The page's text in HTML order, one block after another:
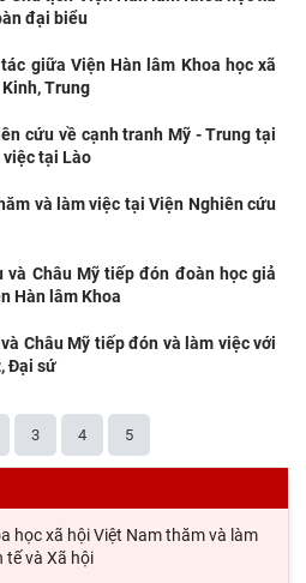
đại biểu
giữa Viện Hàn lâm Khoa học xã
Trung
cứu về cạnh tranh Mỹ - Trung tại
việc tại Lào
và làm việc tại Viện Nghiên cứu
và Châu Mỹ tiếp đón đoàn học giả
Hàn lâm Khoa
Châu Mỹ tiếp đón và làm việc với
Đại sứ
3 4 5
học xã hội Việt Nam thăm và làm
tế và Xã hội